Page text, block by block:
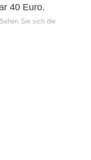
40 Euro.
Sehen Sie sich die